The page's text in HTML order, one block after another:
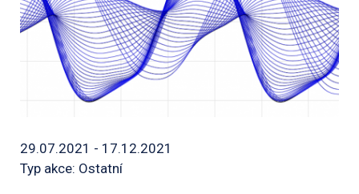
29.07.2021 - 17.12.2021
Typ akce: Ostatní